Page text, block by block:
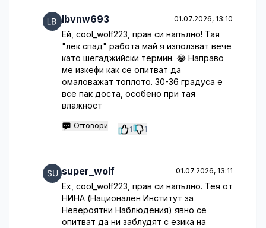
lbvnw693 01.07.2026, 13:10
Ей, cool_wolf223, прав си напълно! Тая
"лек спад" работа май я използват вече
като шегаджийски термин. 😂 Направо
ме изкефи как се опитват да
омаловажат топлото. 30-36 градуса е
все пак доста, особено при тая
влажност
Отговори 1 1
super_wolf 01.07.2026, 13:11
Ех, cool_wolf223, прав си напълно. Тея от
НИНА (Национален Институт за
Невероятни Наблюдения) явно се
опитват да ни заблудят с езика на